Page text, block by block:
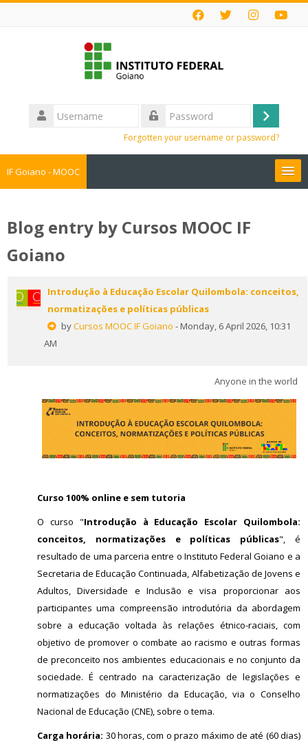
Username
Log
Forgotten your username or password?
IF Goiano - MOOC
Faça sua Inscrição
English ‎(en)‎
Blog entry by Cursos MOOC IF
Goiano
Introdução à Educação Escolar Quilombola: conceitos,
normatizações e políticas públicas
byCursos MOOC IF Goiano - Monday, 6 April 2026, 10:31
AM
Anyone in the world
Curso 100% online e sem tutoria
O curso "Introdução à Educação Escolar Quilombola:
conceitos, normatizações e políticas públicas", é
resultado de uma parceria entre o Instituto Federal Goiano e a
Secretaria de Educação Continuada, Alfabetização de Jovens e
Adultos, Diversidade e Inclusão e visa proporcionar aos
participantes uma compreensão introdutória da abordagem
sobre a educação voltada às relações étnico-raciais, com
objetivo de promover o combate ao racismo e outras formas
de preconceito nos ambientes educacionais e no conjunto da
sociedade. É centrado na caracterização de legislações e
normatizações do Ministério da Educação, via o Conselho
Nacional de Educação (CNE), sobre o tema.
Carga horária: 30 horas, com o prazo máximo de até (60 dias)